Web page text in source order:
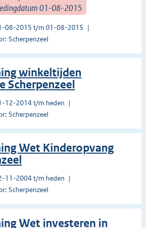
01-08-2015
08-2015 t/m 01-08-2015
Scherpenzeel
winkeltijden
Scherpenzeel
12-2014 t/m heden
Scherpenzeel
Wet Kinderopvang
11-2004 t/m heden
Scherpenzeel
Wet investeren in